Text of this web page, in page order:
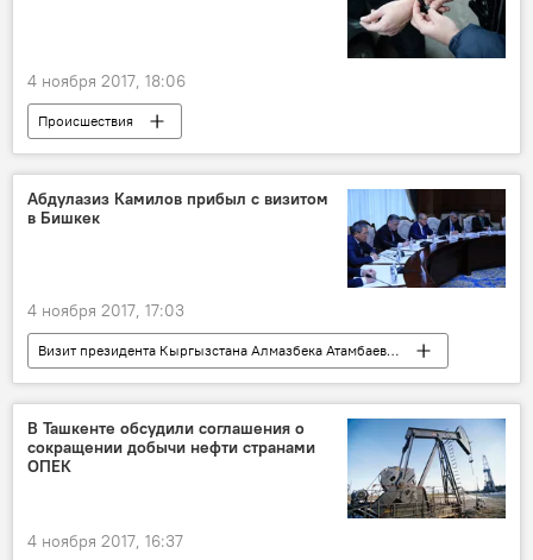
4 ноября 2017, 18:06
Происшествия
Происшествия и криминал в Узбекистане
Абдулазиз Камилов прибыл с визитом
в Бишкек
4 ноября 2017, 17:03
Визит президента Кыргызстана Алмазбека Атамбаева в Узбекистан
Государственный визит Шавката Мирзиёева в Кыргызстан
Узбекистан
Кыргызстан
Абдулазиз Камилов
Политика
В Ташкенте обсудили соглашения о
сокращении добычи нефти странами
ОПЕК
4 ноября 2017, 16:37